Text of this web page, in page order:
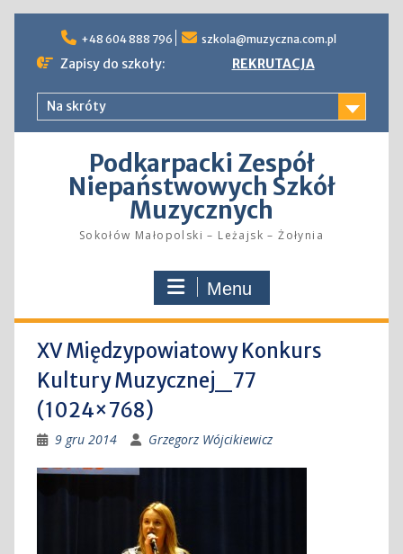
content
+48 604 888 796 szkola@muzyczna.com.pl
Zapisy do szkoły: REKRUTACJA
Na skróty
Podkarpacki Zespół
Niepaństwowych Szkół
Muzycznych
Sokołów Małopolski – Leżajsk – Żołynia
Menu
XV Międzypowiatowy Konkurs
Kultury Muzycznej_77
(1024×768)
9 gru 2014 Grzegorz Wójcikiewicz